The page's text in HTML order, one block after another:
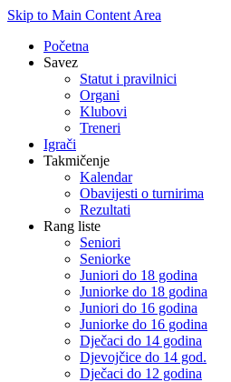
Skip to Main Content Area
Početna
Savez
Statut i pravilnici
Organi
Klubovi
Treneri
Igrači
Takmičenje
Kalendar
Obavijesti o turnirima
Rezultati
Rang liste
Seniori
Seniorke
Juniori do 18 godina
Juniorke do 18 godina
Juniori do 16 godina
Juniorke do 16 godina
Dječaci do 14 godina
Djevojčice do 14 god.
Dječaci do 12 godina